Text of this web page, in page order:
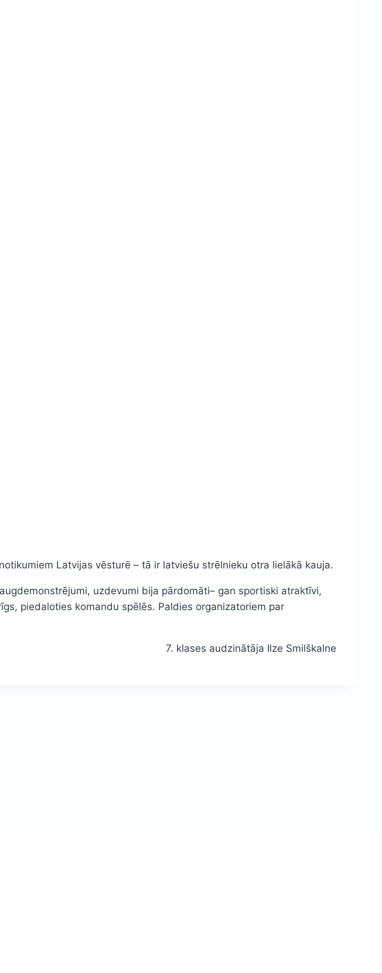
Latvijas vēsturē – tā ir latviešu strēlnieku otra lielākā kauja.
uzdevumi bija pārdomāti– gan sportiski atraktīvi,
piedaloties komandu spēlēs. Paldies organizatoriem par
7. klases audzinātāja Ilze Smilškalne